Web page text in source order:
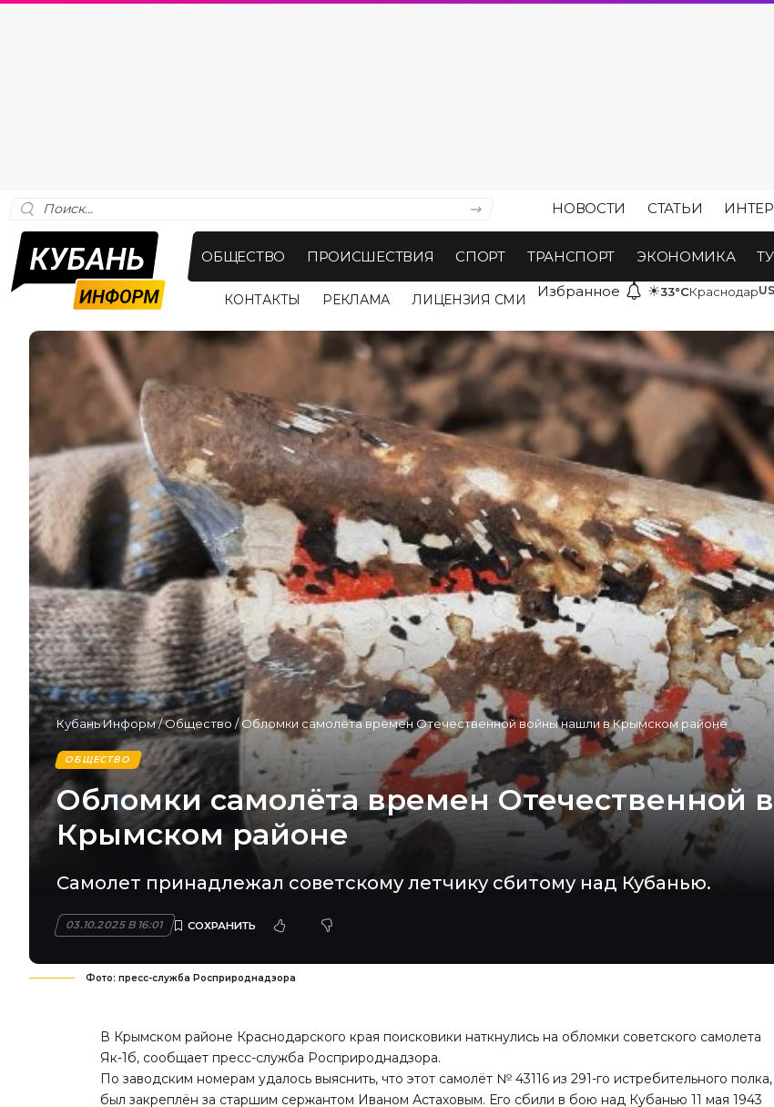
НОВОСТИ СТАТЬИ
ОБЩЕСТВО ПРОИСШЕСТВИЯ СПОРТ ТРАНСПОРТ ЭКОНОМИКА
КОНТАКТЫ РЕКЛАМА ЛИЦЕНЗИЯ СМИ Избранное ☀33°CКраснодар
Кубань Информ/Общество /Обломки самолёта времен Отечественной войны нашли в Крымском районе
ОБЩЕСТВО
Обломки самолёта времен Отечественной
Крымском районе
Самолет принадлежал советскому летчику сбитому над Кубанью.
03.10.2025 В 16:01
Фото: пресс-служба Росприроднадзора
В Крымском районе Краснодарского края поисковики наткнулись на обломки советского самолета
Як-1б, сообщает пресс-служба Росприроднадзора.
По заводским номерам удалось выяснить, что этот самолёт № 43116 из 291-го истребительного полка,
был закреплён за старшим сержантом Иваном Астаховым. Его сбили в бою над Кубанью 11 мая 1943